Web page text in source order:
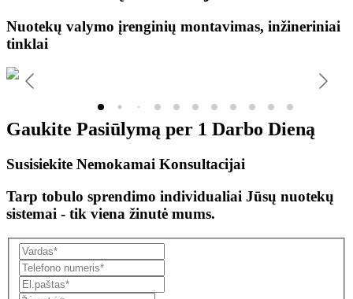
Nuotekų valymo įrenginių montavimas, inžineriniai
tinklai
Gaukite Pasiūlymą per 1 Darbo Dieną
Susisiekite Nemokamai Konsultacijai
Tarp tobulo sprendimo individualiai Jūsų nuotekų
sistemai - tik viena žinutė mums.